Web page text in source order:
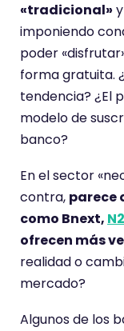
«tradicional»
imponiendo
poder
forma gratuita.
tendencia? ¿El
modelo de
banco?
En el sector
contra, parece
como Bnext,
ofrecen más
realidad o
mercado?
Algunos de los